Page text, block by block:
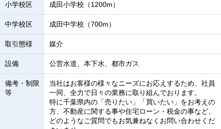
小学校区 成田小学校（1200m）
中学校区 成田中学校（700m）
取引態様 媒介
設備 公営水道、本下水、都市ガス
備考・制限
等
当社はお客様の様々なニーズにお応えするため、社員
一同、全力で日々の業務に取り組んでおります。
特に千葉県内の「売りたい」「買いたい」をお考えの
方、不動産に関する事や住宅ローン・税金の事など、
どのようなご質問でもお気兼ねなくお問い合わせくだ